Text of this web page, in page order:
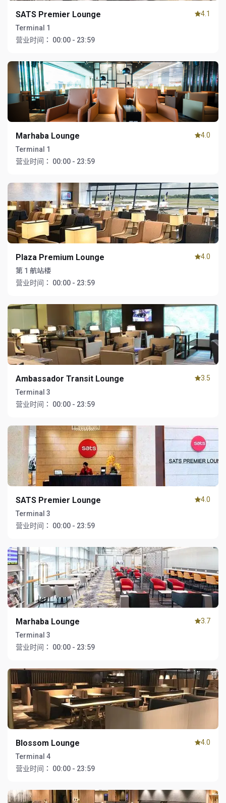
SATS Premier Lounge
Terminal 1
营业时间：
00:00 - 23:59
4.1
Marhaba Lounge
Terminal 1
营业时间：
00:00 - 23:59
4.0
Plaza Premium Lounge
第 1 航站楼
营业时间：
00:00 - 23:59
4.0
Ambassador Transit Lounge
Terminal 3
营业时间：
00:00 - 23:59
3.5
SATS Premier Lounge
Terminal 3
营业时间：
00:00 - 23:59
4.0
Marhaba Lounge
Terminal 3
营业时间：
00:00 - 23:59
3.7
Blossom Lounge
Terminal 4
营业时间：
00:00 - 23:59
4.0